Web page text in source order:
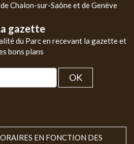
Chalon-sur-Saône et de Genève
gazette
du Parc en recevant la gazette et
bons plans
OK
EN FONCTION DES